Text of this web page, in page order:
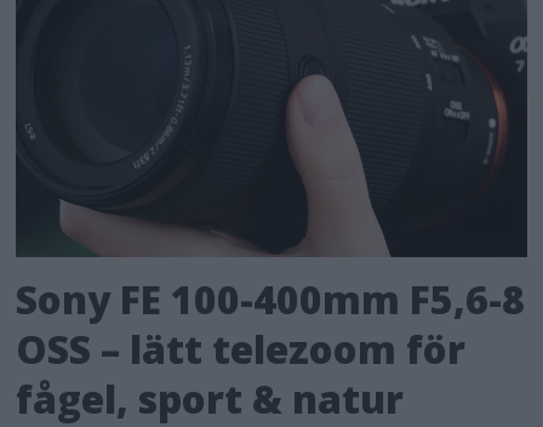
Sony FE 100-400mm F5,6-8
OSS – lätt telezoom för
fågel, sport & natur